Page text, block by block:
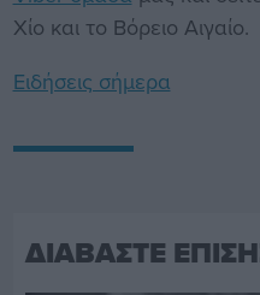
Χίο και το Βόρειο Αιγαίο.
Ειδήσεις σήμερα
ΔΙΑΒΑΣΤΕ